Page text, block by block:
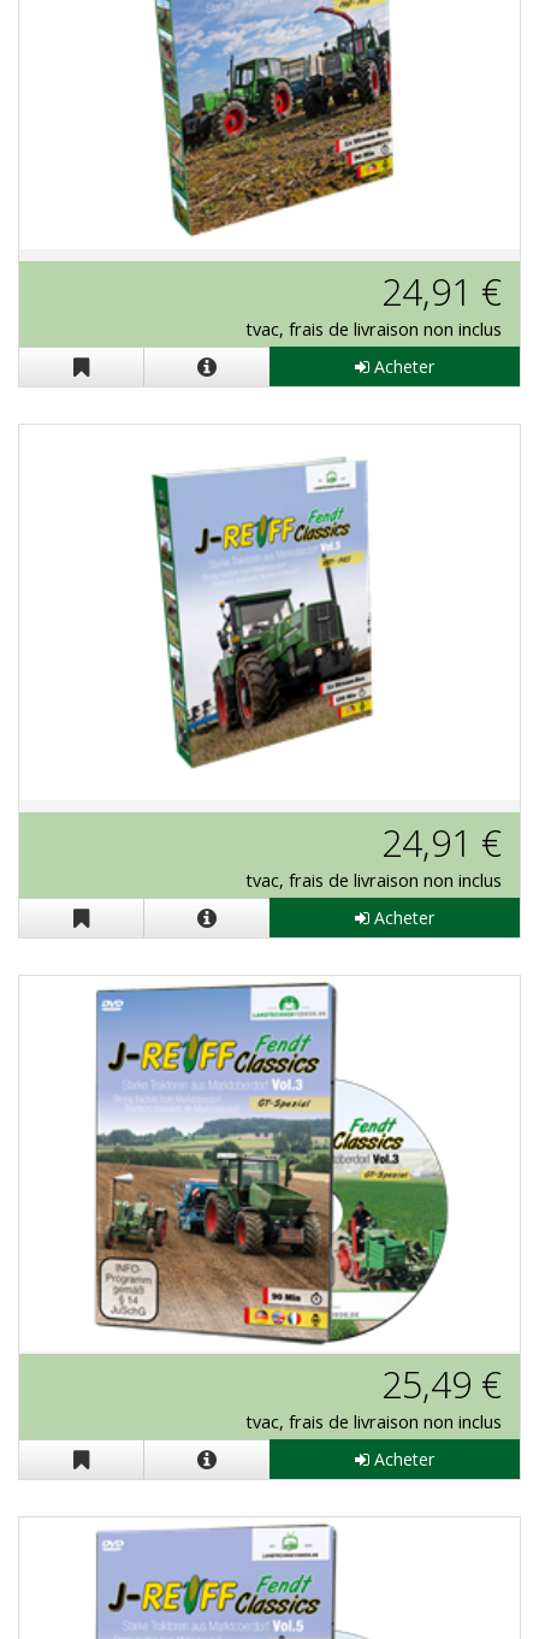
Stream-Box J.Reiff "Fendt Classics
24,91 €
tvac, frais de livraison non inclus
Acheter
Stream-Box J.Reiff "Fendt Classics
24,91 €
tvac, frais de livraison non inclus
Acheter
J-Reiff "Fendt Classics Vol. 3" en DVD
25,49 €
tvac, frais de livraison non inclus
Acheter